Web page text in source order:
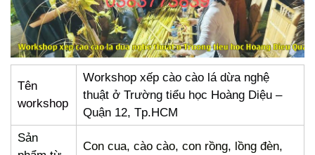
Tên
workshop
Workshop xếp cào cào lá dừa nghệ
thuật ở Trường tiểu học Hoàng Diệu –
Quận 12, Tp.HCM
Sản
Con cua, cào cào, con rồng, lồng đèn,